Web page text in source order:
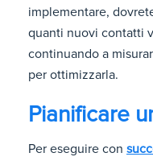
implementare,
quanti nuovi contatti
continuando a
per ottimizzarla.
Pianificare
Per eseguire con